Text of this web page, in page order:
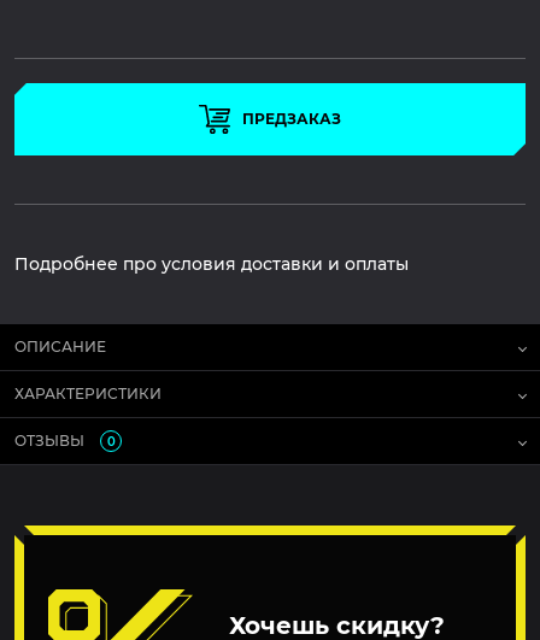
ПРЕДЗАКАЗ
Подробнее про условия доставки и оплаты
ОПИСАНИЕ
ХАРАКТЕРИСТИКИ
ОТЗЫВЫ 0
Хочешь скидку?